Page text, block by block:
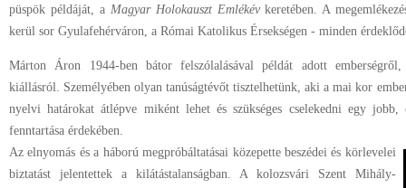
püspök példáját, a Magyar Holokauszt Emlékévkeretében. A
kerül sor Gyulafehérváron, a Római Katolikus Érsekségen - minden
Márton Áron 1944-ben bátor felszólalásával példát adott
kiállásról. Személyében olyan tanúságtévőt tisztelhetünk, aki a mai kor
nyelvi határokat átlépve miként lehet és szükséges cselekedni egy jobb,
fenntartása érdekében.
Az elnyomás és a háború megpróbáltatásai közepette beszédei és körlevelei
biztatást jelentettek a kilátástalanságban. A kolozsvári Szent Mihály-